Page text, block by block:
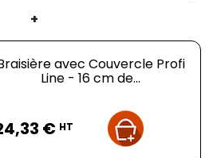
+
avec Couvercle Profi
Line - 16 cm de...
€ HT